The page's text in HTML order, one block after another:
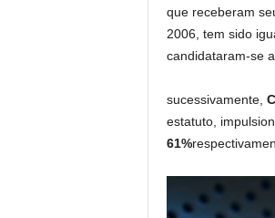
que receberam
2006, tem sido
candidataram-se
sucessivamente,
estatuto,
61%